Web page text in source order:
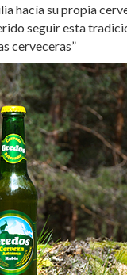
hacía su propia
seguir esta
cerveceras”